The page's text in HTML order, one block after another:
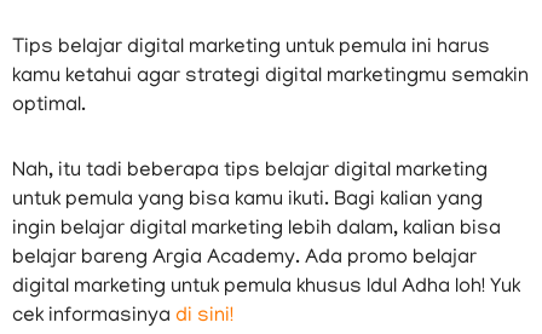
Tips belajar digital marketing untuk pemula ini harus
kamu ketahui agar strategi digital marketingmu semakin
optimal.
Nah, itu tadi beberapa tips belajar digital marketing
untuk pemula yang bisa kamu ikuti. Bagi kalian yang
ingin belajar digital marketing lebih dalam, kalian bisa
belajar bareng Argia Academy. Ada promo belajar
digital marketing untuk pemula khusus Idul Adha loh! Yuk
cek informasinya di sini!